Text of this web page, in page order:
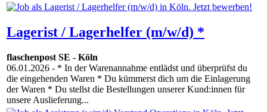
Lagerist / Lagerhelfer (m/w/d) *
flaschenpost SE - Köln
06.01.2026 - * In der Warenannahme entlädst und überprüfst du
die eingehenden Waren * Du kümmerst dich um die Einlagerung
der Waren * Du stellst die Bestellungen unserer Kund:innen für
unsere Auslieferung...